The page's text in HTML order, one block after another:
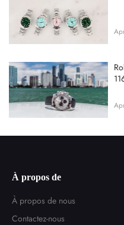
À propos de
À propos de nous
Contactez-nous